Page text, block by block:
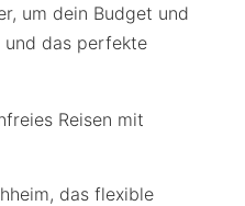
um dein Budget und
und das perfekte
Reisen mit
das flexible